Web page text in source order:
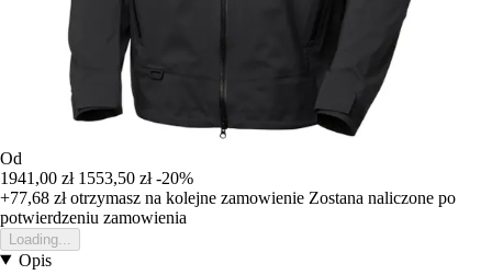
Od
1941,00 zł 1553,50 zł -20%
+77,68 złotrzymasz na kolejne zamowienie Zostana naliczone po
potwierdzeniu zamowienia
Loading...
Opis